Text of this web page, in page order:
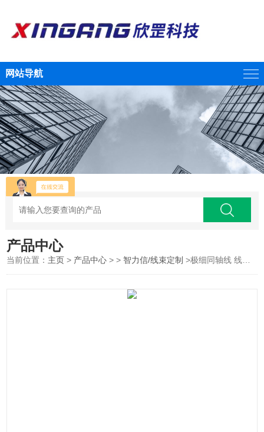
网站导航
产品中心
当前位置： 主页 > 产品中心 > > 智力信/线束定制 >极细同轴线 线束加工 成都线束定制